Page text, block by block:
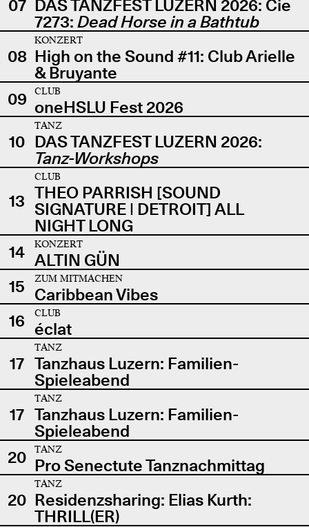
07 DAS TANZFEST LUZERN 2026: Cie
7273: Dead Horse in a Bathtub
08
KONZERT
High on the Sound #11: Club Arielle
& Bruyante
09
CLUB
oneHSLU Fest 2026
10
TANZ
DAS TANZFEST LUZERN 2026:
Tanz-Workshops
13
CLUB
THEO PARRISH [SOUND
SIGNATURE | DETROIT] ALL
NIGHT LONG
14
KONZERT
ALTIN GÜN
15
ZUM MITMACHEN
Caribbean Vibes
16
CLUB
éclat
17
TANZ
Tanzhaus Luzern: Familien-
Spieleabend
17
TANZ
Tanzhaus Luzern: Familien-
Spieleabend
20
TANZ
Pro Senectute Tanznachmittag
20
TANZ
Residenzsharing: Elias Kurth:
THRILL(ER)